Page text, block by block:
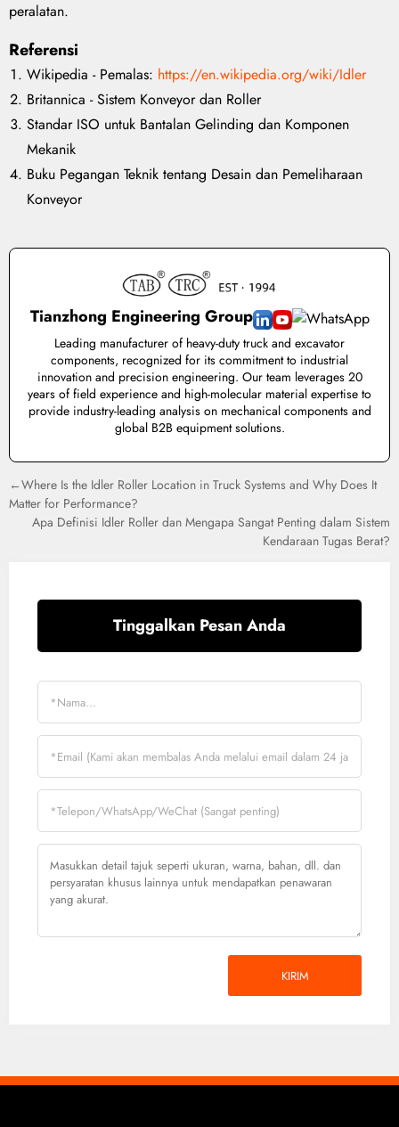
peralatan.
Referensi
Wikipedia - Pemalas: https://en.wikipedia.org/wiki/Idler
Britannica - Sistem Konveyor dan Roller
Standar ISO untuk Bantalan Gelinding dan Komponen
Mekanik
Buku Pegangan Teknik tentang Desain dan Pemeliharaan
Konveyor
Tianzhong Engineering Group
Leading manufacturer of heavy-duty truck and excavator
components, recognized for its commitment to industrial
innovation and precision engineering. Our team leverages 20
years of field experience and high-molecular material expertise to
provide industry-leading analysis on mechanical components and
global B2B equipment solutions.
←Where Is the Idler Roller Location in Truck Systems and Why Does It
Matter for Performance?
Apa Definisi Idler Roller dan Mengapa Sangat Penting dalam Sistem
Kendaraan Tugas Berat?
Tinggalkan Pesan Anda
KIRIM